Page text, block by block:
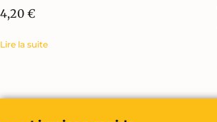
4,20 €
Lire la suite